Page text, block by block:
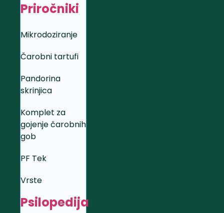
Priročniki
Mikrodoziranje
Čarobni tartufi
Pandorina
skrinjica
Komplet za
gojenje čarobnih
gob
PF Tek
Vrste
Psilopedija